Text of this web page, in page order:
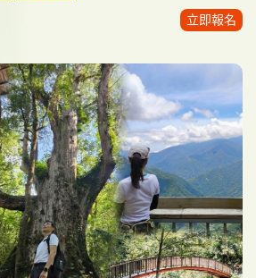
立即報名